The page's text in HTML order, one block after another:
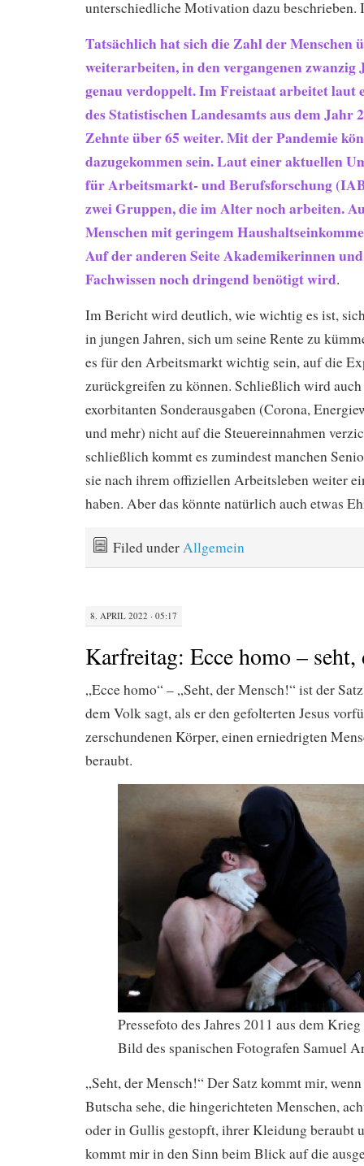
unterschiedliche Motivation dazu beschrieben.
Tatsächlich hat sich die Zahl der Menschen
weiterarbeiten, in den vergangenen zwanzig
genau verdoppelt. Im Freistaat arbeitet laut
des Statistischen Landesamts aus dem Jahr
Zehnte über 65 weiter. Mit der Pandemie
dazugekommen sein. Laut einer aktuellen
für Arbeitsmarkt- und Berufsforschung
zwei Gruppen, die im Alter noch arbeiten.
Menschen mit geringem
Auf der anderen Seite Akademikerinnen
Fachwissen noch dringend benötigt wird.
Im Bericht wird deutlich, wie wichtig es ist,
in jungen Jahren, sich um seine Rente zu
es für den Arbeitsmarkt wichtig sein, auf die
zurückgreifen zu können. Schließlich wird
exorbitanten Sonderausgaben (Corona,
und mehr) nicht auf die Steuereinnahmen
schließlich kommt es zumindest manchen
sie nach ihrem offiziellen Arbeitsleben weiter
haben. Aber das könnte natürlich auch etwas
Filed underAllgemein
8. APRIL 2022 · 05:17
Karfreitag: Ecce homo – seht,
„Ecce homo“ – „Seht, der Mensch!“ ist der
dem Volk sagt, als er den gefolterten Jesus
zerschundenen Körper, einen erniedrigten
beraubt.
Pressefoto des Jahres 2011 aus dem
Bild des spanischen Fotografen Samuel
„Seht, der Mensch!“ Der Satz kommt mir,
Butscha sehe, die hingerichteten Menschen,
oder in Gullis gestopft, ihrer Kleidung beraubt
kommt mir in den Sinn beim Blick auf die